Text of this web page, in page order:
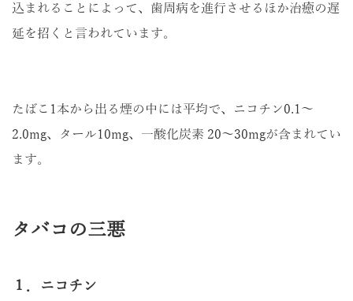
込まれることによって、歯周病を進行させるほか治癒の遅
延を招くと言われています。
たばこ1本から出る煙の中には平均で、ニコチン0.1～
2.0mg、タール10mg、一酸化炭素 20～30mgが含まれてい
ます。
タバコの三悪
１．ニコチン